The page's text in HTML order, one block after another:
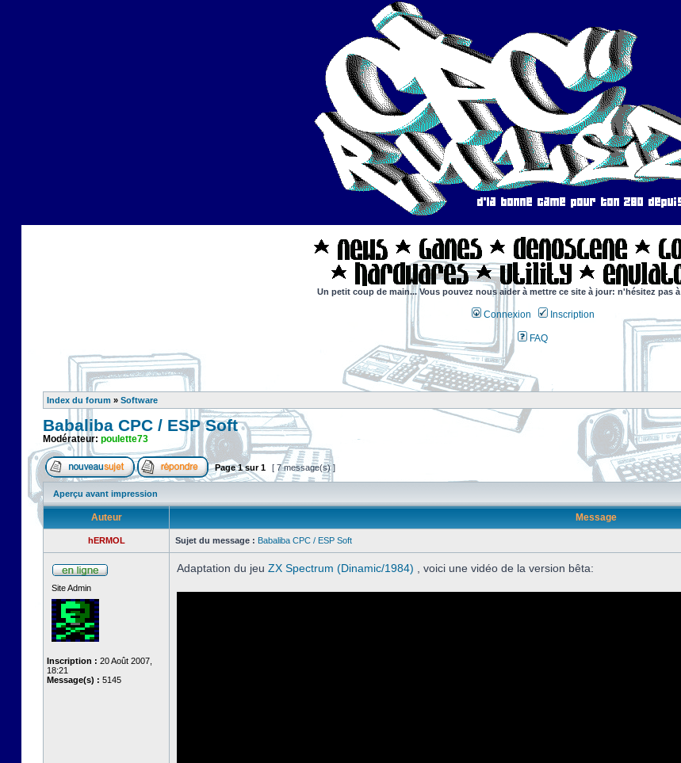
Un petit coup de main... Vous pouvez nous aider à mettre ce site à jour: n'hésitez pas à
Connexion Inscription
FAQ
Index du forum » Software
Babaliba CPC / ESP Soft
Modérateur: poulette73
Page1sur1 [ 7 message(s) ]
Aperçu avant impression
Auteur Message
hERMOL Sujet du message : Babaliba CPC / ESP Soft
Site Admin
Inscription : 20 Août 2007,
18:21
Message(s) : 5145
Adaptation du jeu ZX Spectrum (Dinamic/1984) , voici une vidéo de la version bêta: